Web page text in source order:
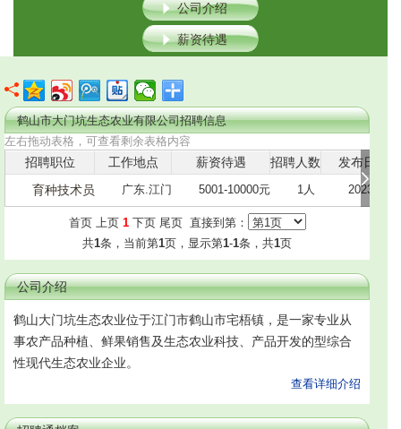
公司介绍
薪资待遇
鹤山市大门坑生态农业有限公司招聘信息
左右拖动表格，可查看剩余表格内容
招聘职位 工作地点 薪资待遇 招聘人数
发布日期
育种技术员
广东.江门 5001-10000元 1人 2023-02-
首页 上页 1下页 尾页 直接到第：
共1条，当前第1页，显示第1-1条，共1页
公司介绍
鹤山大门坑生态农业位于江门市鹤山市宅梧镇，是一家专业从
事农产品种植、鲜果销售及生态农业科技、产品开发的型综合
性现代生态农业企业。
查看详细介绍